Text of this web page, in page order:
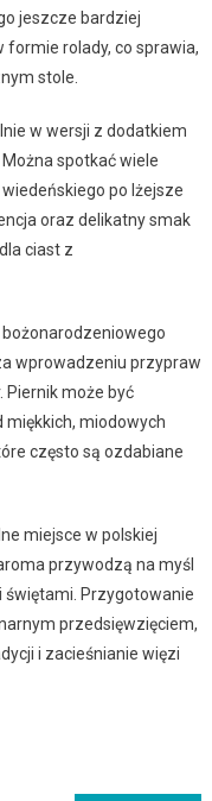
jeszcze bardziej
rolady, co sprawia,
stole.
w wersji z dodatkiem
spotkać wiele
po lżejsze
oraz delikatny smak
ciast z
wprowadzeniu przypraw
Piernik może być
miodowych
często są ozdabiane
miejsce w polskiej
przywodzą na myśl
Przygotowanie
przedsięwzięciem,
i zacieśnianie więzi